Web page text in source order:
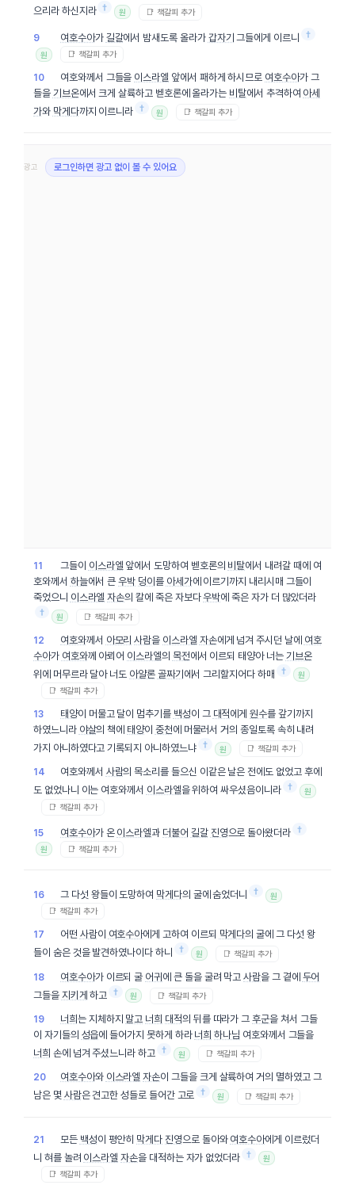
으리라 하신지라 † 원 📑 책갈피 추가
9 여호수아가 길갈에서 밤새도록 올라가 갑자기 그들에게 이르니 †
원 📑 책갈피 추가
10 여호와께서 그들을 이스라엘 앞에서 패하게 하시므로 여호수아가 그
들을 기브온에서 크게 살륙하고 벧호론에 올라가는 비탈에서 추격하여 아세
가와 막게다까지 이르니라 † 원 📑 책갈피 추가
광고 로그인하면 광고 없이 볼 수 있어요
11 그들이 이스라엘 앞에서 도망하여 벧호론의 비탈에서 내려갈 때에 여
호와께서 하늘에서 큰우박 덩이 를 아세가에 이르기까지 내리시매 그들이
죽었으니 이스라엘 자손의 칼에 죽은 자보다우박에 죽은 자가 더 많았더라
†
원 📑 책갈피 추가
12 여호와께서 아모리 사람을 이스라엘 자손에게 넘겨 주시던 날에 여호
수아가 여호와께 아뢰어 이스라엘의 목전에서 이르되 태양아 너는 기브온
위에 머무르라 달아 너도 아얄론 골짜기 에서 그리할지어다 하매 † 원
📑 책갈피 추가
13 태양이 머물고 달이 멈추기를 백성이 그 대적에게원수를 갚기까지
하였느니라 야살의 책에 태양이 중천에 머물러서 거의 종일토록 속히 내려
가지 아니하였다고 기록되지 아니하였느냐 † 원 📑 책갈피 추가
14 여호와께서 사람의 목소리를 들으신 이같은 날은 전에도 없었고 후에
도 없었나니 이는 여호와께서 이스라엘을 위하여 싸우셨음이니라 † 원
📑 책갈피 추가
15 여호수아가 온 이스라엘과 더불어 길갈 진영으로 돌아왔더라 †
원 📑 책갈피 추가
16 그 다섯 왕들이 도망하여 막게다의 굴에 숨었더니 † 원
📑 책갈피 추가
17 어떤 사람이 여호수아에게 고하여 이르되 막게다의 굴에 그 다섯 왕
들이 숨은 것을 발견하였나이다 하니
† 원 📑 책갈피 추가
18 여호수아가 이르되 굴 어귀에 큰 돌을 굴려 막고사람을 그 곁에 두어
그들을 지키게 하고 † 원 📑 책갈피 추가
19 너희 는 지체하지 말고 너희 대적의 뒤를 따라가 그후군을 쳐서 그들
이 자기들의 성읍에 들어가지 못하게 하라 너희 하나님 여호와께서 그들을
너희 손에 넘겨 주셨느니라 하고 † 원 📑 책갈피 추가
20 여호수아와 이스라엘 자손이 그들을 크게 살륙하여 거의 멸하였고 그
남은 몇 사람은 견고한 성들로 들어간 고로 † 원 📑 책갈피 추가
21 모든 백성이 평안히 막게다 진영으로 돌아와 여호수아에게 이르렀더
니 혀를 놀려 이스라엘 자손을 대적하는 자가 없었더라 † 원
📑 책갈피 추가